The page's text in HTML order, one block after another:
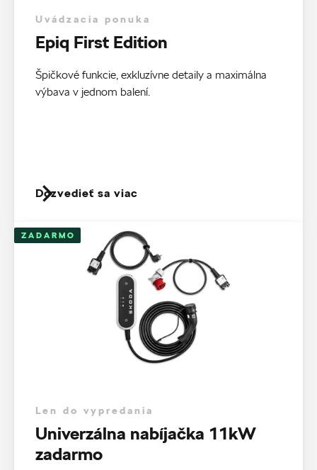
Uvádzacia ponuka
Epiq First Edition
Špičkové funkcie, exkluzívne detaily a maximálna
výbava v jednom balení.
Dozvedieť sa viac
ZADARMO
Len do vypredania
Univerzálna nabíjačka 11kW
zadarmo